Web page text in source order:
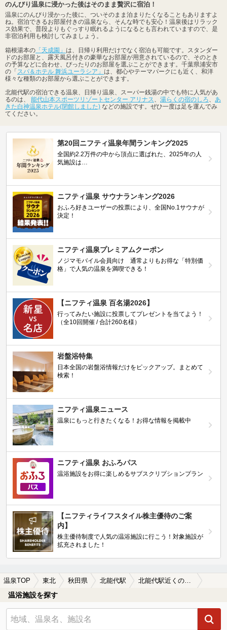
のんびり温泉に浸かった後はそのまま贅沢に宿泊！
温泉にのんびり浸かった後に、ついそのまま泊まりたくなることもありますよ
ね。宿泊できるお部屋付きの温泉なら、そんな時でも安心！温泉後はリラック
ス効果で、普段よりもぐっすり眠れるようになるとも言われていますので、是
非宿泊利用も検討してみましょう。
箱根湯本の 「天成園」 は、日帰り利用だけでなく宿泊も可能です。スタンダー
ドのお部屋と、露天風呂付きの豪華なお部屋が用意されているので、そのとき
の予算などに合わせ、ぴったりのお部屋を選ぶことができます。千葉県浦安市
の「 スパ＆ホテル 舞浜ユーラシア」 は、都心やテーマパークにも近く、和洋
様々な種類のお部屋から選ぶことができます。
北能代駅の宿泊できる温泉、日帰り温泉、スーパー銭湯の中でも特に人気があ
るのは、 能代山本スポーツリゾートセンター アリナス、 湯らくの宿のしろ、 あ
きた白神温泉ホテル(閉館しました) などの施設です。ぜひ一度は足を運んでみ
てください。
第20回ニフティ温泉年間ランキング2025
全国約2.2万件の中から頂点に選ばれた、2025年の人
気施設は…
ニフティ温泉 サウナランキング2026
おふろ好きユーザーの投票により、全国No.1サウナが
決定！
ニフティ温泉プレミアムクーポン
ノジマモバイル会員向け 通常よりもお得な「特別価
格」で人気の温泉を満喫できる！
【ニフティ温泉 百名湯2026】
行ってみたい施設に投票してプレゼントを当てよう！
（全10回開催 / 合計260名様）
岩盤浴特集
日本全国の岩盤浴情報だけをピックアップ。まとめて
検索！
ニフティ温泉ニュース
温泉にもっと行きたくなる！お得な情報を掲載中
ニフティ温泉 おふろパス
温浴施設をお得に楽しめるサブスクリプションプラン
【ニフティライフスタイル株主優待のご案
内】
株主優待制度で人気の温浴施設に行こう！対象施設が
拡充されました！
温泉TOP 東北 秋田県 北能代駅 北能代駅近くの温泉宿・温泉旅館・ホテルおすすめ(2026年版)
温浴施設を探す